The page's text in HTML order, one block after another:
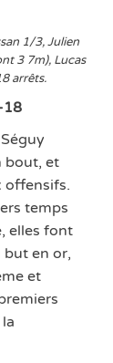
1/3, Julien
3 7m), Lucas
arrêts.
18
bout, et
offensifs.
temps
elles font
but en or,
et